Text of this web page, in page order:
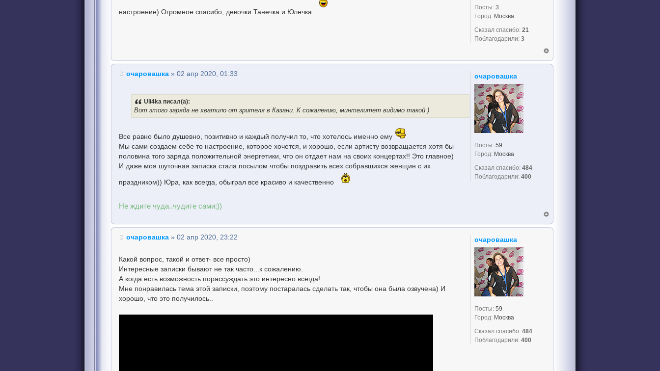
настроение) Огромное спасибо, девочки Танечка и Юлечка
Посты: 3
Город: Москва
Сказал спасибо: 21
Поблагодарили: 3
очаровашка » 02 апр 2020, 01:33
Uli4ka писал(а):
Вот этого заряда не хватило от зрителя в Казани. К сожалению, минтелитет видимо такой )
Все равно было душевно, позитивно и каждый получил то, что хотелось именно ему
Мы сами создаем себе то настроение, которое хочется, и хорошо, если артисту возвращается хотя бы
половина того заряда положительной энергетики, что он отдает нам на своих концертах!! Это главное)
И даже моя шуточная записка стала посылом чтобы поздравить всех собравшихся женщин с их
праздником)) Юра, как всегда, обыграл все красиво и качественно
Не ждите чуда..чудите сами;))
очаровашка
Посты: 59
Город: Москва
Сказал спасибо: 484
Поблагодарили: 400
очаровашка » 02 апр 2020, 23:22
Какой вопрос, такой и ответ- все просто)
Интересные записки бывают не так часто...к сожалению.
А когда есть возможность порассуждать это интересно всегда!
Мне понравилась тема этой записки, поэтому постаралась сделать так, чтобы она была озвучена) И
хорошо, что это получилось..
очаровашка
Посты: 59
Город: Москва
Сказал спасибо: 484
Поблагодарили: 400